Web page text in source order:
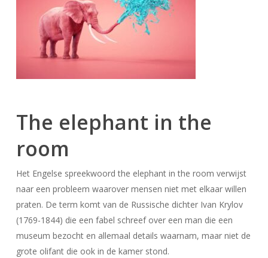
The elephant in the
room
Het Engelse spreekwoord the elephant in the room verwijst
naar een probleem waarover mensen niet met elkaar willen
praten. De term komt van de Russische dichter Ivan Krylov
(1769-1844) die een fabel schreef over een man die een
museum bezocht en allemaal details waarnam, maar niet de
grote olifant die ook in de kamer stond.